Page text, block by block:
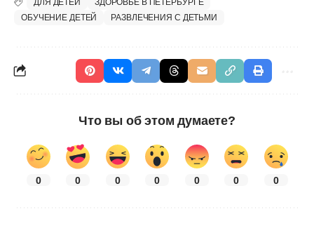
ДЛЯ ДЕТЕЙ
ЗДОРОВЬЕ В ПЕТЕРБУРГЕ
ОБУЧЕНИЕ ДЕТЕЙ
РАЗВЛЕЧЕНИЯ С ДЕТЬМИ
Что вы об этом думаете?
0 0 0 0 0 0 0